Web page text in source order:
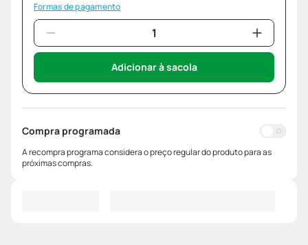
Formas de pagamento
Adicionar à sacola
Compra programada
A recompra programa considera o preço regular do produto para as
próximas compras.